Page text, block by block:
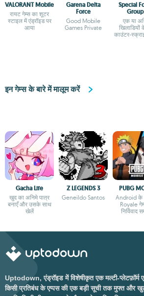
VALORANT Mobile
रायट गेम्स का शूटर
स्टाइल में एंड्रॉइड पर
आया
Garena Delta
Force
Good Mobile
Games Private
Special
एक या
खिलाडियों
काउंटर-
इन गेम्स के बारे में मालूम करें
Gacha Life
खुद का अनिमे पात्र
बनाएँ और उसके साथ
खेलें
Z LEGENDS 3
Geneildo Santos
PUBG
Android के
Royale
निर्विवाद
Uptodown, एंड्रॉइड में विशेषीकृत एक मल्टी-प्लेटफ़ॉर्म
किसी प्रतिबंध के एप्पस की एक बड़ी सूची तक मुफ्त और